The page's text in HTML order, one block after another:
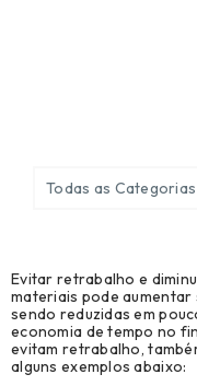
Evitar retrabalho e
materiais pode aumentar
sendo reduzidas em
economia de tempo no
evitam retrabalho,
alguns exemplos abaixo:
Todas as Categorias
Agronegócio (7)
Biblioteca Técnica
Cases de sucesso